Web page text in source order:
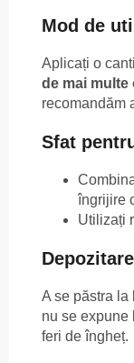
Mod de
Aplicați o
de mai multe
recomandăm
Sfat
îngrijire
Utilizați
Depozitare
A se păstra la
nu se expune
feri de îngheț.